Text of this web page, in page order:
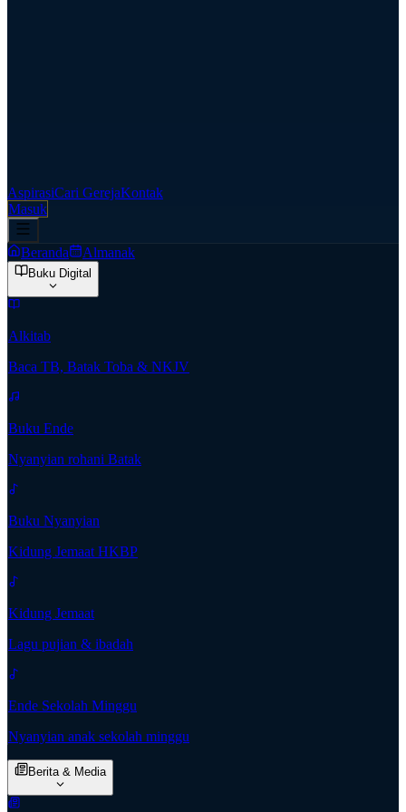
AspirasiCari GerejaKontak
Masuk
Beranda Almanak
Buku Digital
Alkitab
Baca TB, Batak Toba & NKJV
Buku Ende
Nyanyian rohani Batak
Buku Nyanyian
Kidung Jemaat HKBP
Kidung Jemaat
Lagu pujian & ibadah
Ende Sekolah Minggu
Nyanyian anak sekolah minggu
Berita & Media